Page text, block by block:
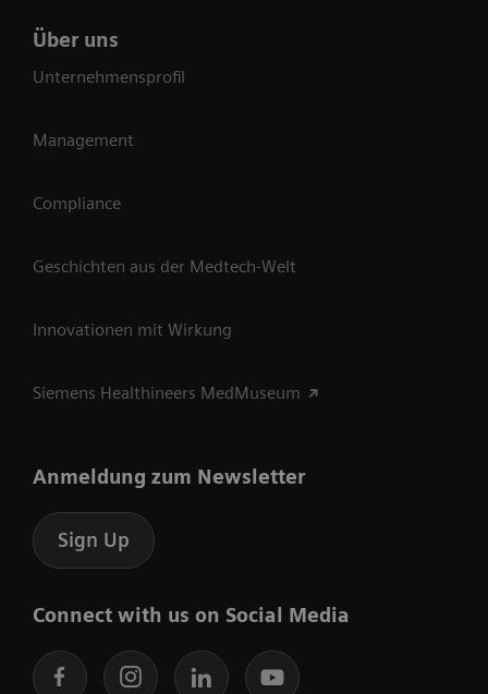
Über uns
Unternehmensprofil
Management
Compliance
Geschichten aus der Medtech-Welt
Innovationen mit Wirkung
Siemens Healthineers MedMuseum
Anmeldung zum Newsletter
Sign Up
Connect with us on Social Media